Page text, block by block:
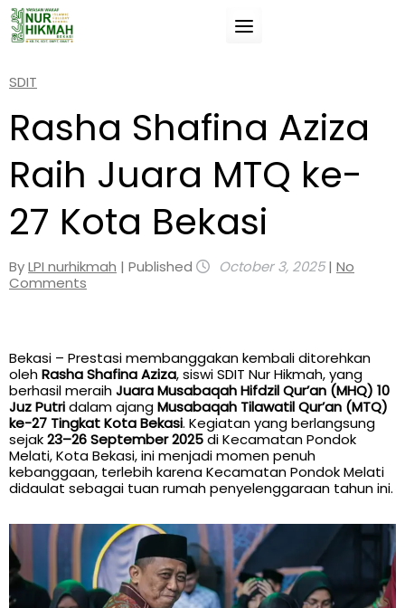
Skip
Suatu pengetahuan (ilmu) jika tidak manfaat
membahayakanmu.
(Umar Bin Khathab).
SDIT
Rasha Shafina Aziza
Raih Juara MTQ ke-
27 Kota Bekasi
ByLPI nurhikmah | Published October 3, 2025| No
Comments
Bekasi – Prestasi membanggakan kembali ditorehkan
olehRasha Shafina Aziza, siswi SDIT Nur Hikmah, yang
berhasil meraihJuara Musabaqah Hifdzil Qur’an (MHQ) 10
Juz Putridalam ajangMusabaqah Tilawatil Qur’an (MTQ)
ke-27 Tingkat Kota Bekasi. Kegiatan yang berlangsung
sejak23–26 September 2025di Kecamatan Pondok
Melati, Kota Bekasi, ini menjadi momen penuh
kebanggaan, terlebih karena Kecamatan Pondok Melati
didaulat sebagai tuan rumah penyelenggaraan tahun ini.